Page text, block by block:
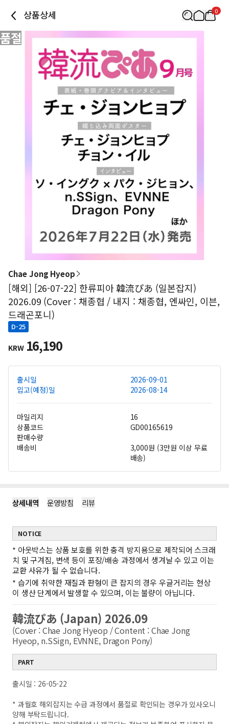
상품상세 0
품절
Chae Jong Hyeop
[해외] [26-07-22] 한류피아 韓流ぴあ (일본잡지)
2026.09 (Cover : 채종협 / 내지 : 채종협, 엔싸인, 이븐,
드래곤포니)
D-25
KRW 16,190
출시일
2026-09-01
입고(예정)일
2026-08-14
마일리지
16
상품코드
GD00165619
판매수량
배송비
3,000원 (3만원 이상 무료
배송)
상세내역 운영방침 리뷰
NOTICE
* 아웃박스는 상품 보호를 위한 충격 방지용으로 제작되어 스크래
치 및 구겨짐, 변색 등이 포장/배송 과정에서 생겨날 수 있고 이는
교환 사유가 될 수 없습니다.
* 습기에 취약한 재질과 판형이 큰 잡지의 경우 우글거리는 현상
이 생산 단계에서 발생할 수 있으며, 이는 불량이 아닙니다.
韓流ぴあ (Japan) 2026.09
(Cover : Chae Jong Hyeop / Content : Chae Jong
Hyeop, n.SSign, EVNNE, Dragon Pony)
PART
출시일 : 26-05-22
* 과월호 해외잡지는 수급 과정에서 품절로 확인되는 경우가 있사오니
양해 부탁드립니다.